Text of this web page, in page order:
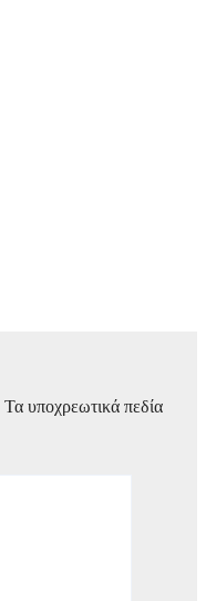
Τα υποχρεωτικά πεδία